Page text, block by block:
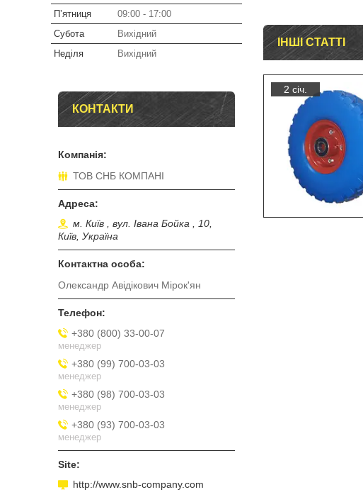
ІНШІ СТАТТІ
2 січ.
Пʼятниця
09:00
17:00
Субота
Вихідний
Неділя
Вихідний
КОНТАКТИ
ТОВ СНБ КОМПАНІ
м. Київ , вул. Івана Бойка , 10,
Київ, Україна
Олександр Авідікович Мірок'ян
+380 (800) 33-00-07
менеджер
+380 (99) 700-03-03
менеджер
+380 (98) 700-03-03
менеджер
+380 (93) 700-03-03
менеджер
http://www.snb-company.com